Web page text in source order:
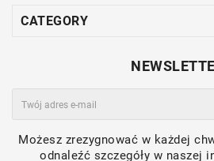
CATEGORY
Możesz zrezygnować w każdej
odnaleźć szczegóły w naszej